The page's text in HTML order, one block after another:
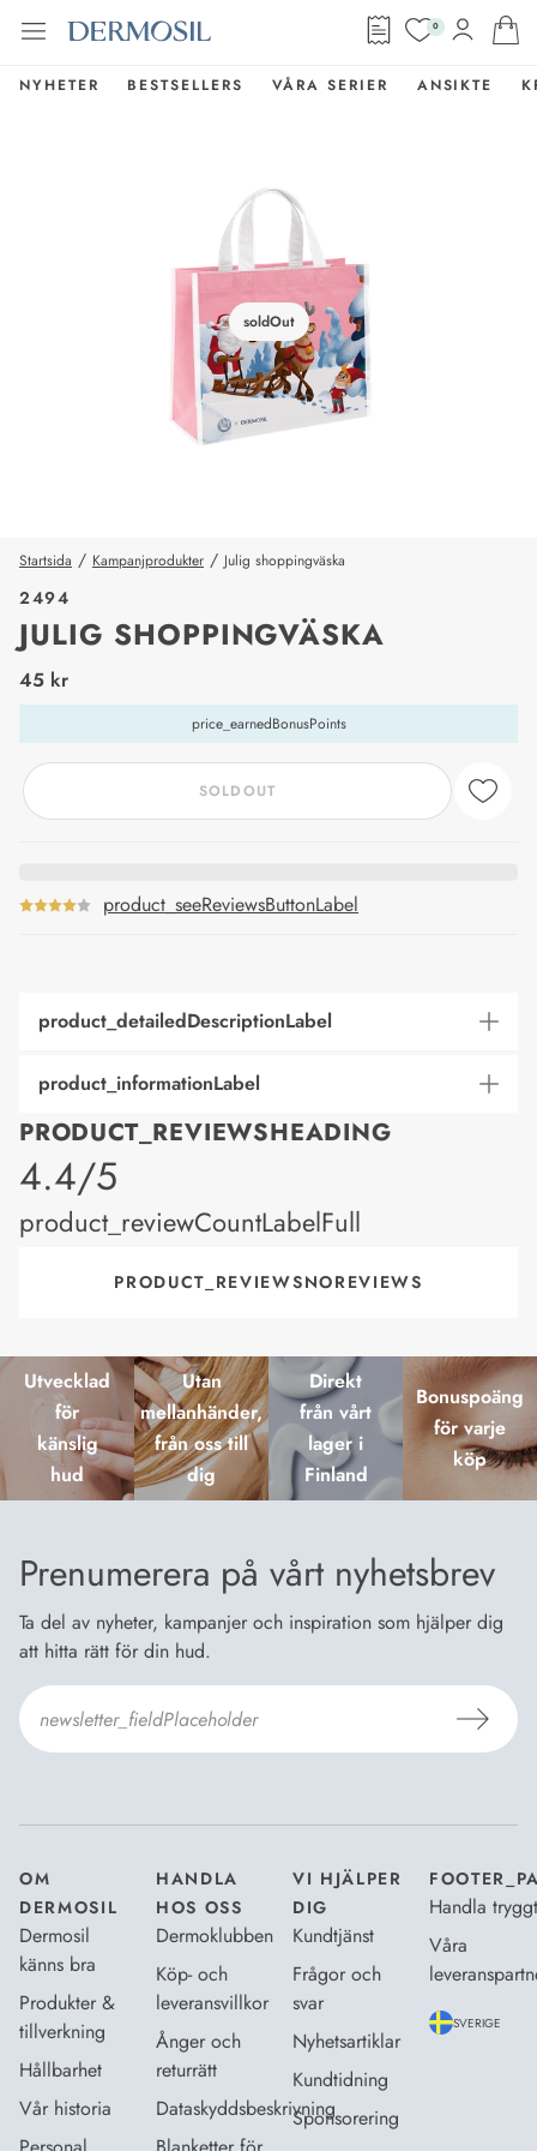
0
NYHETER BESTSELLERS VÅRA SERIER ANSIKTE
soldOut
Startsida / Kampanjprodukter / Julig shoppingväska
2494
JULIG SHOPPINGVÄSKA
price_label
45 kr
price_earnedBonusPoints
SOLDOUT
product_seeReviewsButtonLabel
product_detailedDescriptionLabel
product_informationLabel
PRODUCT_REVIEWSHEADING
product_rating
4.4/5
product_reviewCountLabelFull
PRODUCT_REVIEWSNOREVIEWS
Utvecklad
för
känslig
hud
Utan
mellanhänder,
från oss till
dig
Direkt
från vårt
lager i
Finland
Bonuspoäng
för varje
köp
Prenumerera på vårt nyhetsbrev
Ta del av nyheter, kampanjer och inspiration som hjälper dig
att hitta rätt för din hud.
OM
DERMOSIL
Dermosil
känns bra
Produkter &
tillverkning
Hållbarhet
Vår historia
HANDLA
HOS OSS
Dermoklubben
Köp- och
leveransvillkor
Ånger och
returrätt
Dataskyddsbeskrivning
VI HJÄLPER
DIG
Kundtjänst
Frågor och
svar
Nyhetsartiklar
Kundtidning
Sponsorering
Handla tryggt
Våra
SVERIGE